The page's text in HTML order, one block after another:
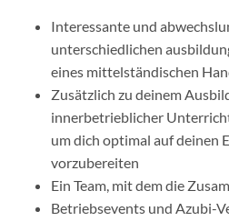
Interessante und
unterschiedlichen
eines mittelständischen
Zusätzlich zu deinem
innerbetrieblicher
um dich optimal auf deinen
vorzubereiten
Ein Team, mit dem die
Betriebsevents und Azubi-